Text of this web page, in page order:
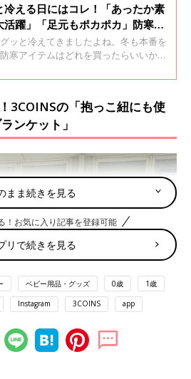
冷える日にはコレ！「あったか素
活躍」「足元もポカポカ」防寒ア
集めました
ッと冷えてきましたよね。冬も本番を
寒アイテムはどれを買ったらいいか、
たかアイテムを集めてみました。ぜひ
3COINSの「抱っこ紐にも使
ンケット」
まま続きを見る
！お気に入り記事を登録可能
リで続きを見る
ベビー用品・グッズ 0歳 1歳
Instagram 3COINS app